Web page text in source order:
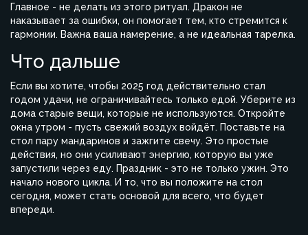
Главное - не делать из этого ритуал. Дракон не
наказывает за ошибки, он помогает тем, кто стремится к
гармонии. Важна ваша намерение, а не идеальная тарелка.
Что дальше
Если вы хотите, чтобы 2025 год действительно стал
годом удачи, не ограничивайтесь только едой. Уберите из
дома старые вещи, которые не используются. Откройте
окна утром - пусть свежий воздух войдёт. Поставьте на
стол пару мандаринов и зажгите свечу. Это простые
действия, но они усиливают энергию, которую вы уже
запустили через еду. Праздник - это не только ужин. Это
начало нового цикла. И то, что вы положите на стол
сегодня, может стать основой для всего, что будет
впереди.